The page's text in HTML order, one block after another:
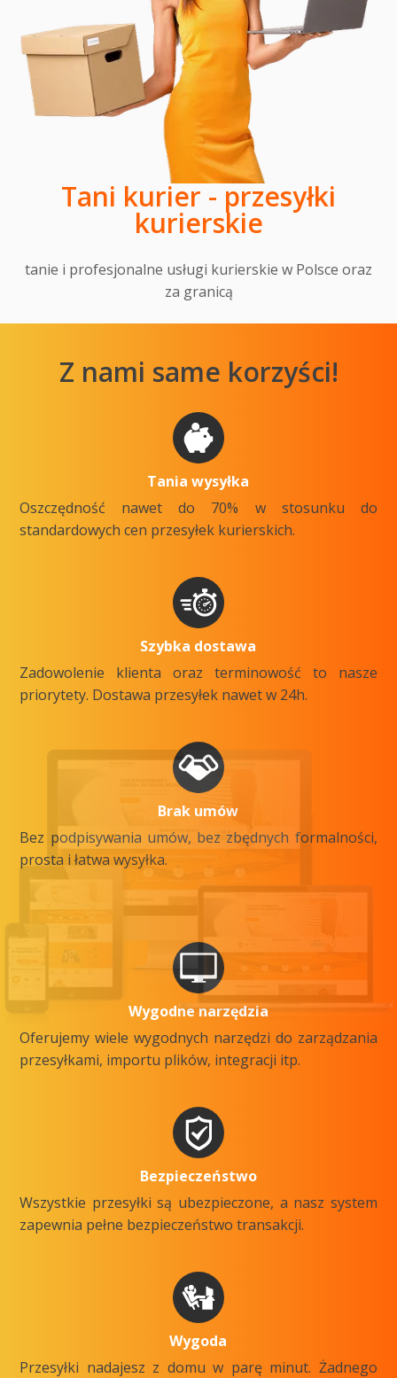
Tani kurier - przesyłki
kurierskie
tanie i profesjonalne usługi kurierskie w Polsce oraz
za granicą
Z nami same korzyści!
Tania wysyłka
Oszczędność nawet do 70% w stosunku do
standardowych cen przesyłek kurierskich.
Szybka dostawa
Zadowolenie klienta oraz terminowość to nasze
priorytety. Dostawa przesyłek nawet w 24h.
Brak umów
Bez podpisywania umów, bez zbędnych formalności,
prosta i łatwa wysyłka.
Wygodne narzędzia
Oferujemy wiele wygodnych narzędzi do zarządzania
przesyłkami, importu plików, integracji itp.
Bezpieczeństwo
Wszystkie przesyłki są ubezpieczone, a nasz system
zapewnia pełne bezpieczeństwo transakcji.
Wygoda
Przesyłki nadajesz z domu w parę minut. Żadnego